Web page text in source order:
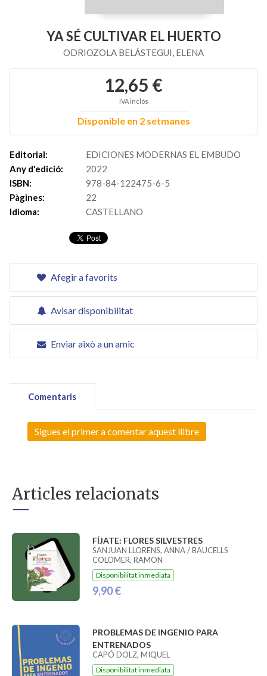
YA SÉ CULTIVAR EL HUERTO
ODRIOZOLA BELÁSTEGUI, ELENA
12,65 €
IVA inclós
Disponible en 2 setmanes
Editorial:
EDICIONES MODERNAS EL EMBUDO
Any d'edició:
2022
ISBN:
978-84-122475-6-5
Pàgines:
22
Idioma:
CASTELLANO
Afegir a favorits
Avisar disponibilitat
Enviar això a un amic
Comentaris
Sigues el primer a comentar aquest llibre
Articles relacionats
FÍJATE: FLORES SILVESTRES
SANJUAN LLORENS, ANNA / BAUCELLS
COLOMER, RAMON
Disponibilitat inmediata
9,90 €
PROBLEMAS DE INGENIO PARA
ENTRENADOS
CAPÓ DOLZ, MIQUEL
Disponibilitat inmediata